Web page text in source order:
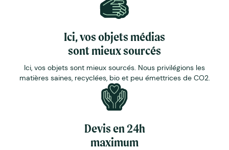
Ici, vos objets médias
sont mieux sourcés
Ici, vos objets sont mieux sourcés. Nous privilégions les
matières saines, recyclées, bio et peu émettrices de CO2.
Devis en 24h
maximum